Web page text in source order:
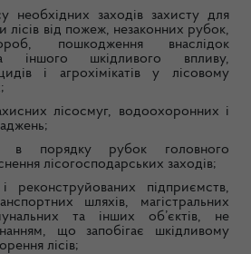
необхідних заходів захисту для
лісів від пожеж, незаконних рубок,
пошкодження внаслідок
іншого шкідливого впливу,
і агрохімікатів у лісовому
лісосмуг, водоохоронних і
в порядку рубок головного
лісогосподарських заходів;
реконструйованих підприємств,
шляхів, магістральних
та інших об’єктів, не
що запобігає шкідливому
лісів;